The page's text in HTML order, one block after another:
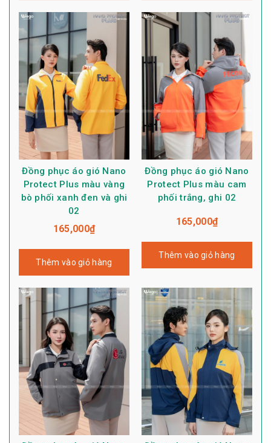
Đồng phục áo gió Nano
Protect Plus màu vàng
bò phối xanh đen và ghi
02
165,000₫
Thêm vào giỏ hàng
Đồng phục áo gió Nano
Protect Plus màu cam
phối trắng, ghi 02
165,000₫
Thêm vào giỏ hàng